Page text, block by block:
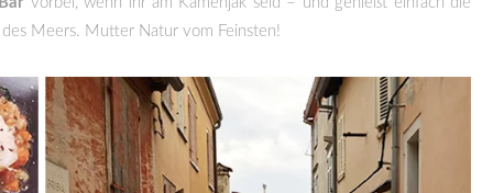
Meers. Mutter Natur vom Feinsten!